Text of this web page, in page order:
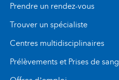
Prendre un rendez-vous
Trouver un spécialiste
Centres multidisciplinaires
Prélèvements et Prises de sang